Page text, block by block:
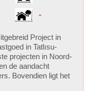
-
Project in
in Tatlısu-
projecten in Noord-
de aandacht
Bovendien ligt het